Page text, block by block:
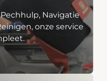
Navigatie
onze service